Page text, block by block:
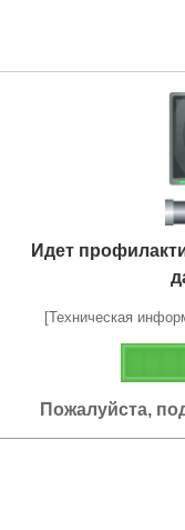
Идет
[Техническая
Пожалуйста,